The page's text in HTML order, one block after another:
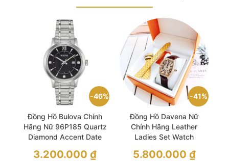
46%
Đồng Hồ Bulova Chính
Hãng Nữ 96P185 Quartz
Diamond Accent Date
Watch
Giá
gốc
3.200.000 ₫
41%
Đồng Hồ Davena Nữ
Chính Hãng Leather
Ladies Set Watch
Giá
gốc
5.800.000 ₫